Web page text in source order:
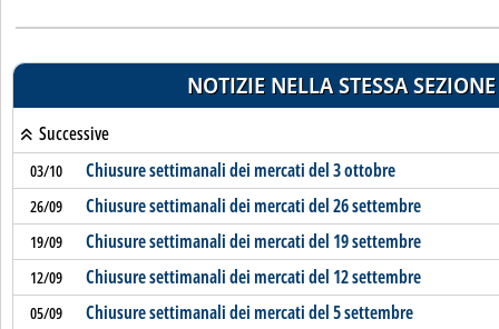
NOTIZIE NELLA STESSA SEZIONE
Successive
03/10 Chiusure settimanali dei mercati del 3 ottobre
26/09 Chiusure settimanali dei mercati del 26 settembre
19/09 Chiusure settimanali dei mercati del 19 settembre
12/09 Chiusure settimanali dei mercati del 12 settembre
05/09 Chiusure settimanali dei mercati del 5 settembre